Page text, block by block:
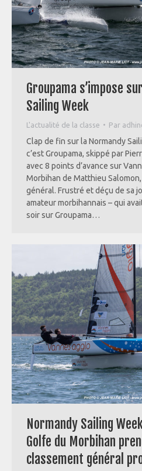
Groupama s’impose
Sailing Week
L'actualité de la classe Par
Clap de fin sur la Normandy
c’est Groupama, skippé par
avec 8 points d’avance sur
Morbihan de Matthieu
général. Frustré et déçu de sa
amateur morbihannais – qui
soir sur Groupama…
Normandy Sailing
Golfe du Morbihan
classement général